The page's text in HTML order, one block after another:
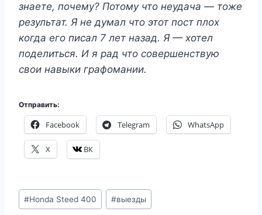
знаете, почему? Потому что неудача — тоже
результат. Я не думал что этот пост плох
когда его писал 7 лет назад. Я — хотел
поделиться. И я рад что совершенствую
свои навыки графомании.
Отправить:
Facebook Telegram WhatsApp
X ВК
Метки
записи:
#Honda Steed 400 #выезды